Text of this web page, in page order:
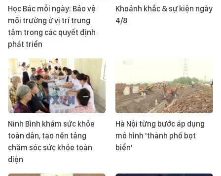
Học Bác mỗi ngày: Bảo vệ
môi trường ở vị trí trung
tâm trong các quyết định
phát triển
Khoảnh khắc & sự kiện ngày
4/8
Ninh Bình khám sức khỏe
toàn dân, tạo nền tảng
chăm sóc sức khỏe toàn
diện
Hà Nội từng bước áp dụng
mô hình 'thành phố bọt
biển'